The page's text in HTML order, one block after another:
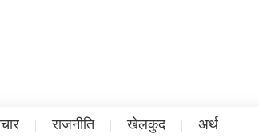
राजनीति खेलकुद अर्थ